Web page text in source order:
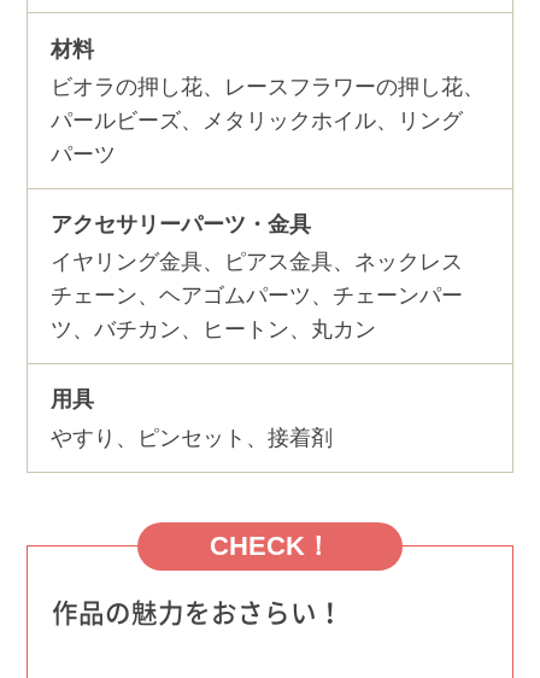
材料
ビオラの押し花、レースフラワーの押し花、
パールビーズ、メタリックホイル、リング
パーツ
アクセサリーパーツ・金具
イヤリング金具、ピアス金具、ネックレス
チェーン、ヘアゴムパーツ、チェーンパー
ツ、バチカン、ヒートン、丸カン
用具
やすり、ピンセット、接着剤
CHECK！
作品の魅力をおさらい！